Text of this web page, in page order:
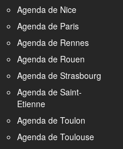
Agenda de Nice
Agenda de Paris
Agenda de Rennes
Agenda de Rouen
Agenda de Strasbourg
Agenda de Saint-
Etienne
Agenda de Toulon
Agenda de Toulouse